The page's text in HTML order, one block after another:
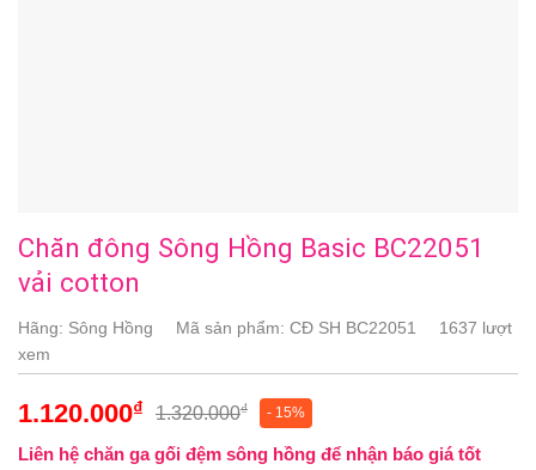
Chăn đông Sông Hồng Basic BC22051
vải cotton
Hãng: Sông Hồng Mã sản phẩm: CĐ SH BC22051
1637 lượt
xem
1.120.000₫ 1.320.000₫ - 15%
Liên hệ chăn ga gối đệm sông hồng để nhận báo giá tốt